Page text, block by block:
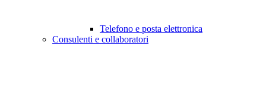
Telefono e posta elettronica
Consulenti e collaboratori